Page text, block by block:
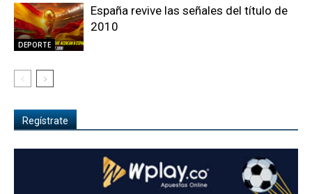
DEPORTE
España revive las señales del título de
2010
Regístrate